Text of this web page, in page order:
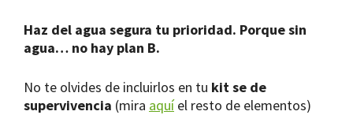
Haz del agua segura tu prioridad. Porque sin
agua… no hay plan B.
No te olvides de incluirlos en tu kit se de
supervivencia (mira aquíel resto de elementos)